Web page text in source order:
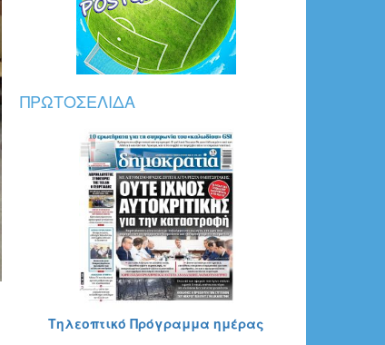
ΠΡΩΤΟΣΈΛΙΔΑ
Τηλεοπτικό Πρόγραμμα ημέρας